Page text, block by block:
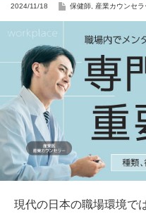
2024/11/18 保健師 産業カウンセラ
現代の日本の職場環境で